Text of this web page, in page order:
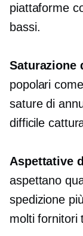
piattaforme
bassi.
Saturazione
popolari
sature di
difficile
Aspettative
aspettano
spedizione
molti fornitori